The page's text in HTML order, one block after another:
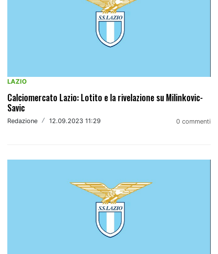
LAZIO
Calciomercato Lazio: Lotito e la rivelazione su Milinkovic-
Savic
Redazione / 12.09.2023 11:29 0 commenti